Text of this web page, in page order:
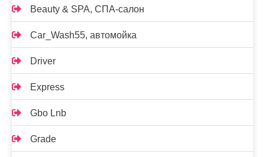
Beauty & SPA, СПА-салон
Car_Wash55, автомойка
Driver
Express
Gbo Lnb
Grade